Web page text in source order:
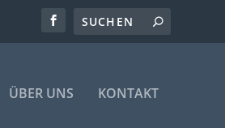
ÜBER UNS KONTAKT